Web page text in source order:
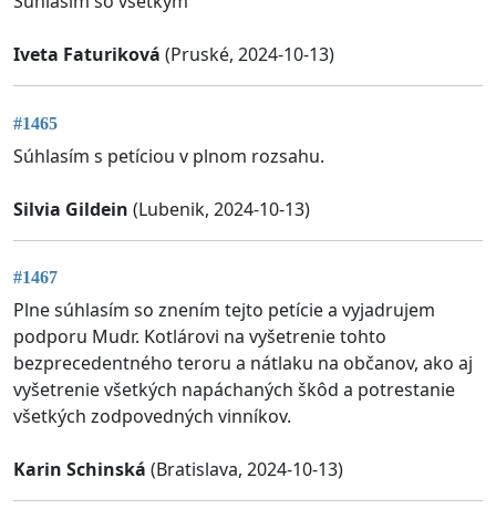
Iveta Faturiková (Pruské, 2024-10-13)
#1465
Súhlasím s petíciou v plnom rozsahu.
Silvia Gildein (Lubenik, 2024-10-13)
#1467
Plne súhlasím so znením tejto petície a vyjadrujem
podporu Mudr. Kotlárovi na vyšetrenie tohto
bezprecedentného teroru a nátlaku na občanov, ako aj
vyšetrenie všetkých napáchaných škôd a potrestanie
všetkých zodpovedných vinníkov.
Karin Schinská (Bratislava, 2024-10-13)